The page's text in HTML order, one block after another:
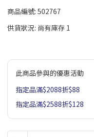
商品編號: 502767
供貨狀況: 尚有庫存 1
此商品參與的優惠活動
指定品滿$2088折$88
指定品滿$2588折$128